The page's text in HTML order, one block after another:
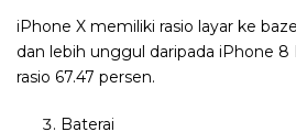
iPhone X memiliki rasio layar ke
dan lebih unggul daripada iPhone
rasio 67.47 persen.
Baterai